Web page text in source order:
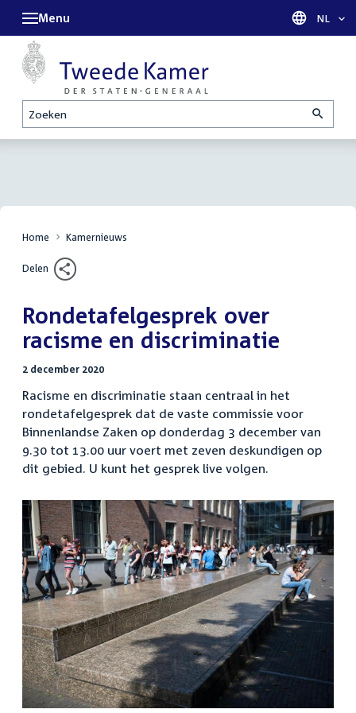
Zoeken
Menu Taal
NL
Home Kamernieuws
Delen
Rondetafelgesprek over
racisme en discriminatie
2 december 2020
Racisme en discriminatie staan centraal in het
rondetafelgesprek dat de vaste commissie voor
Binnenlandse Zaken op donderdag 3 december van
9.30 tot 13.00 uur voert met zeven deskundigen op
dit gebied. U kunt het gesprek live volgen.